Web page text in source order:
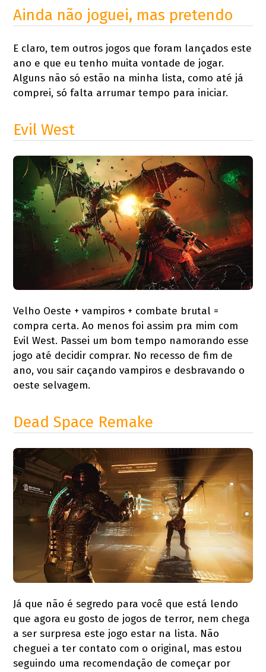
Ainda não joguei, mas pretendo
E claro, tem outros jogos que foram lançados este
ano e que eu tenho muita vontade de jogar.
Alguns não só estão na minha lista, como até já
comprei, só falta arrumar tempo para iniciar.
Evil West
Velho Oeste + vampiros + combate brutal =
compra certa. Ao menos foi assim pra mim com
Evil West. Passei um bom tempo namorando esse
jogo até decidir comprar. No recesso de fim de
ano, vou sair caçando vampiros e desbravando o
oeste selvagem.
Dead Space Remake
Já que não é segredo para você que está lendo
que agora eu gosto de jogos de terror, nem chega
a ser surpresa este jogo estar na lista. Não
cheguei a ter contato com o original, mas estou
seguindo uma recomendação de começar por